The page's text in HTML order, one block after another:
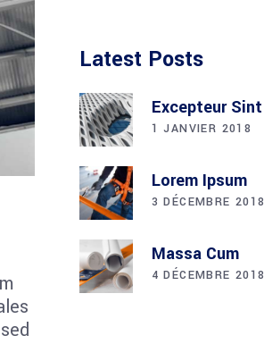
Latest Posts
Excepteur Sint
1 JANVIER 2018
Lorem Ipsum
3 DÉCEMBRE 2018
Massa Cum
4 DÉCEMBRE 2018